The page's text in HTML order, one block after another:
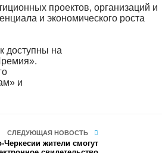
проектов, организаций и
и экономического роста
доступны на
и
СЛЕДУЮЩАЯ НОВОСТЬ
Черкесии жители смогут